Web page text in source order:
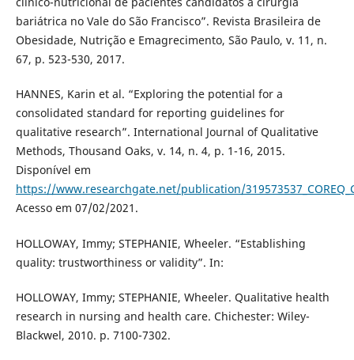
bariátrica no Vale do São Francisco”. Revista Brasileira de
Obesidade, Nutrição e Emagrecimento, São Paulo, v. 11, n.
67, p. 523-530, 2017.
HANNES, Karin et al. “Exploring the potential for a
consolidated standard for reporting guidelines for
qualitative research”. International Journal of Qualitative
Methods, Thousand Oaks, v. 14, n. 4, p. 1-16, 2015.
Disponível em
https://www.researchgate.net/publication/
Acesso em 07/02/2021.
HOLLOWAY, Immy; STEPHANIE, Wheeler. “Establishing
quality: trustworthiness or validity”. In:
HOLLOWAY, Immy; STEPHANIE, Wheeler. Qualitative health
research in nursing and health care. Chichester: Wiley-
Blackwel, 2010. p. 7100-7302.